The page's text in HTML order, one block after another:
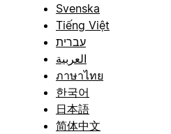
Svenska
Tiếng Việt
עברית
العربية
ภาษาไทย
한국어
日本語
简体中文